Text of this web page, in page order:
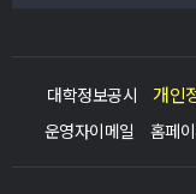
대학정보공시 개인
운영자이메일
홈페